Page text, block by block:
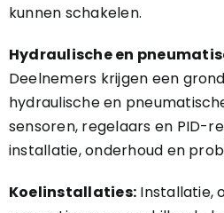
kunnen schakelen.
Hydraulische en
Deelnemers krijgen een
hydraulische en
sensoren, regelaars en PID-
installatie, onderhoud en
Koelinstallaties: Installatie,